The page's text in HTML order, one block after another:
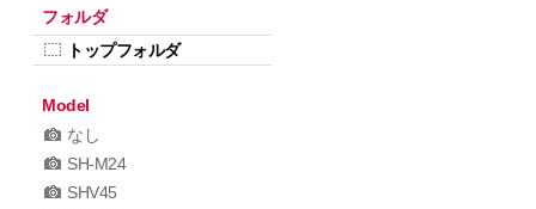
フォルダ
トップフォルダ
Model
なし
SH-M24
SHV45